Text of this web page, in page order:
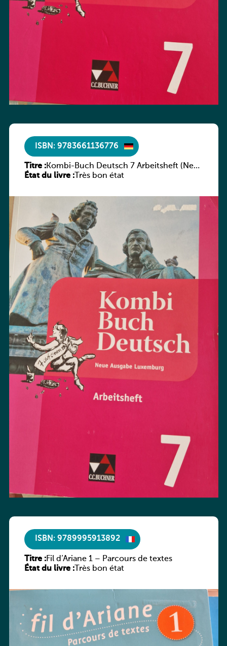
ISBN: 9783661136776
Titre :Kombi-Buch Deutsch 7 Arbeitsheft (Neue
Ausgabe Luxemburg)
État du livre :Très bon état
ISBN: 9789995913892
Titre :Fil d’Ariane 1 – Parcours de textes
État du livre :Très bon état